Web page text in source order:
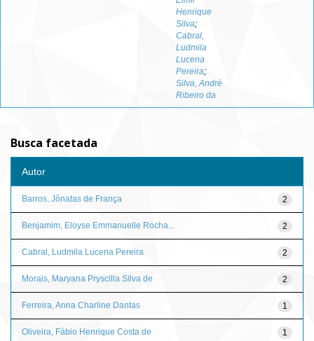
Henrique
Silva;
Cabral,
Ludmila
Lucena
Pereira;
Silva, André
Ribeiro da
Busca facetada
Autor
2
Barros, Jônatas de França
2
Benjamim, Eloyse Emmanuelle Rocha...
2
Cabral, Ludmila Lucena Pereira
2
Morais, Maryana Pryscilla Silva de
1
Ferreira, Anna Charline Dantas
1
Oliveira, Fábio Henrique Costa de